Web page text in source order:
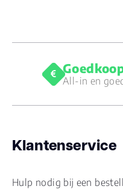
All-in en
Klantenservice
Hulp nodig bij een